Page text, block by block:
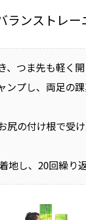
ンストレー
、つま先も軽く開
ンプし、両足の
尻の付け根で受
地し、20回繰り